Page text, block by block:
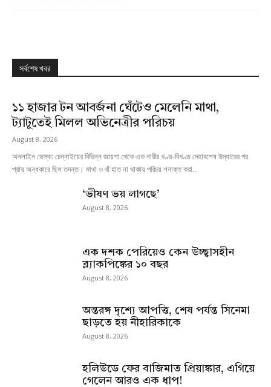
সর্বশেষ খবর
১১ হাজার টন আবর্জনা ঘেঁটেও মেলেনি মাথা,
ট্যাটুতেই মিলল অভিনেত্রীর পরিচয়
August 8, 2026
অনলাইন ডেস্ক: চেন্নাইয়ের বিভিন্ন জায়গা থেকে এক নারীর খণ্ড-বিখণ্ড দেহাবশেষ উদ্ধারের পর
প্রায় অন্ধকারে ছিল তদন্ত। মাথা ও বাঁ হাত না থাকায় পরিচয় শনাক্ত করা...
‘ভীষণ ভয় লাগছে’
August 8, 2026
এক দশক পেরিয়েও কেন উচ্ছ্বাসহীন
ব্ল্যাকপিঙ্কের ১০ বছর
August 8, 2026
অন্তরঙ্গ দৃশ্যে আপত্তি, শেষ পর্যন্ত সিনেমা
ছাড়তে হয় নীহারিকাকে
August 8, 2026
হলিউডে ফের বাজিমাত প্রিয়াঙ্কার, এগিয়ে
গেলেন আরও এক ধাপ!